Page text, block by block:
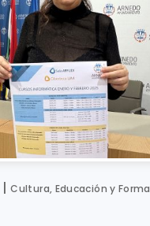
|Cultura, Educación y